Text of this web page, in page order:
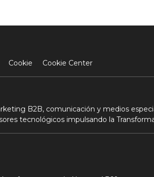
Cookie Cookie Center
B2B, comunicación y medios
tecnológicos impulsando la